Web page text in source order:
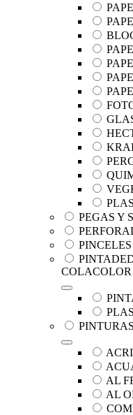
PEGAS Y
COLACOLOR
PINTURAS
AL
AL